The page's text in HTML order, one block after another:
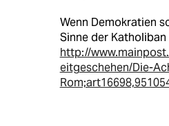
Wenn Demokratien
Sinne der Katholiban
http://
eitgeschehen/Die-